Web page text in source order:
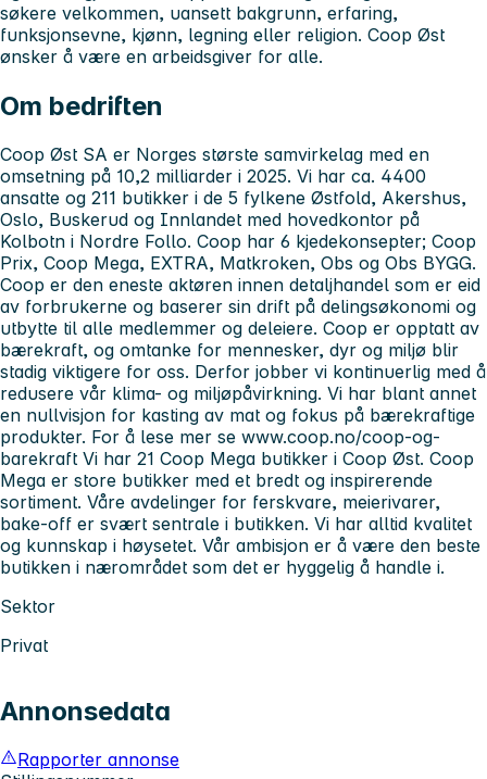
søkere velkommen, uansett bakgrunn, erfaring,
funksjonsevne, kjønn, legning eller religion. Coop Øst
ønsker å være en arbeidsgiver for alle.
Om bedriften
Coop Øst SA er Norges største samvirkelag med en
omsetning på 10,2 milliarder i 2025. Vi har ca. 4400
ansatte og 211 butikker i de 5 fylkene Østfold, Akershus,
Oslo, Buskerud og Innlandet med hovedkontor på
Kolbotn i Nordre Follo. Coop har 6 kjedekonsepter; Coop
Prix, Coop Mega, EXTRA, Matkroken, Obs og Obs BYGG.
Coop er den eneste aktøren innen detaljhandel som er eid
av forbrukerne og baserer sin drift på delingsøkonomi og
utbytte til alle medlemmer og deleiere. Coop er opptatt av
bærekraft, og omtanke for mennesker, dyr og miljø blir
stadig viktigere for oss. Derfor jobber vi kontinuerlig med å
redusere vår klima- og miljøpåvirkning. Vi har blant annet
en nullvisjon for kasting av mat og fokus på bærekraftige
produkter. For å lese mer se www.coop.no/coop-og-
barekraft Vi har 21 Coop Mega butikker i Coop Øst. Coop
Mega er store butikker med et bredt og inspirerende
sortiment. Våre avdelinger for ferskvare, meierivarer,
bake-off er svært sentrale i butikken. Vi har alltid kvalitet
og kunnskap i høysetet. Vår ambisjon er å være den beste
butikken i nærområdet som det er hyggelig å handle i.
Sektor
Privat
Annonsedata
Rapporter annonse